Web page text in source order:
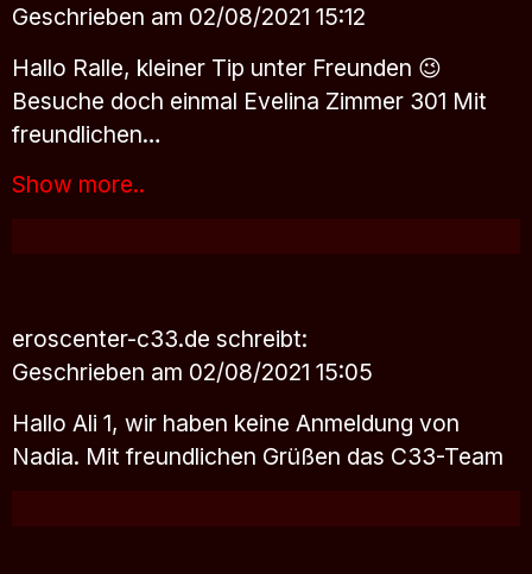
Geschrieben am 02/08/2021 15:12
Hallo Ralle, kleiner Tip unter Freunden 😉
Besuche doch einmal Evelina Zimmer 301 Mit
freundlichen…
Show more..
eroscenter-c33.de schreibt:
Geschrieben am 02/08/2021 15:05
Hallo Ali 1, wir haben keine Anmeldung von
Nadia. Mit freundlichen Grüßen das C33-Team